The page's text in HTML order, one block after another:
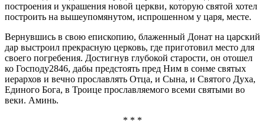
построения и украшения новой церкви, которую святой хотел
построить на вышеупомянутом, испрошенном у царя, месте.
Вернувшись в свою епископию, блаженный Донат на царский
дар выстроил прекрасную церковь, где приготовил место для
своего погребения. Достигнув глубокой старости, он отошел
ко Господу2846, дабы предстоять пред Ним в сонме святых
иерархов и вечно прославлять Отца, и Сына, и Святого Духа,
Единого Бога, в Троице прославляемого всеми святыми во
веки. Аминь.
* * *